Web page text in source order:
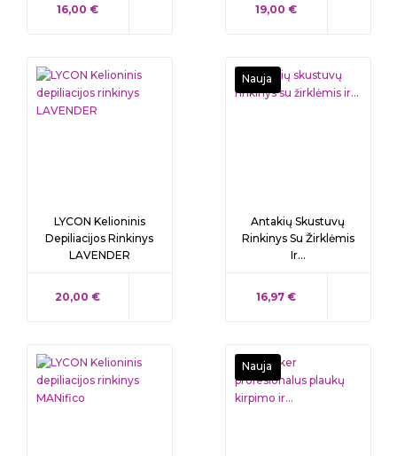
KAINA
16,00 € KAINA
19,00 €
LYCON Kelioninis
Depiliacijos Rinkinys
LAVENDER
KAINA
20,00 €
Antakių Skustuvų
Rinkinys Su Žirklėmis
Ir...
KAINA
16,97 €
Nauja
Nauja